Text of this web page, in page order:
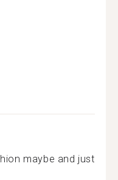
maybe and just